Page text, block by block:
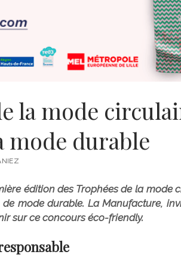
la mode
mode durable
édition des Trophées de la
mode durable. La Manufacture,
sur ce concours éco-friendly.